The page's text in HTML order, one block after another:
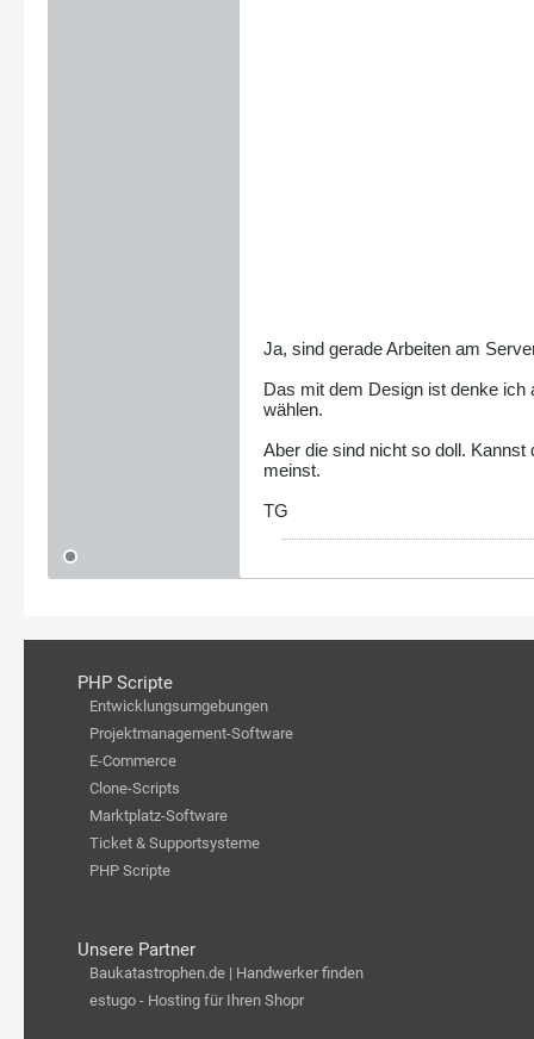
Ja, sind gerade Arbeiten am
Das mit dem Design ist denke
wählen.
Aber die sind nicht so doll.
meinst.
TG
PHP Scripte
Entwicklungsumgebungen
Projektmanagement-Software
E-Commerce
Clone-Scripts
Marktplatz-Software
Ticket & Supportsysteme
PHP Scripte
Unsere Partner
Baukatastrophen.de | Handwerker finden
estugo - Hosting für Ihren Shopr